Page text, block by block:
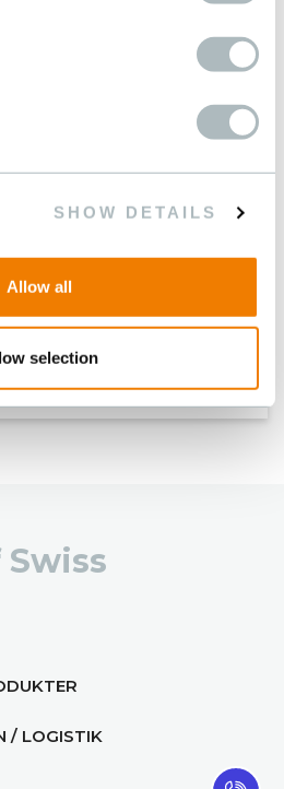
SHOW DETAILS
Allow all
selection
/ LOGISTIK